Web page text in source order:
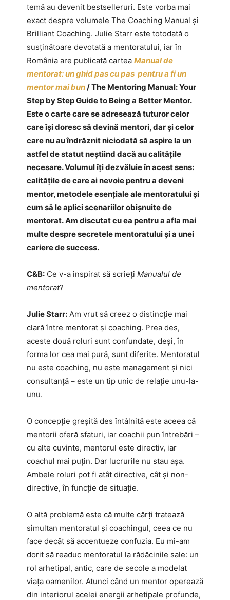
temă au devenit bestselleruri. Este vorba mai
exact despre volumele The Coaching Manual și
Brilliant Coaching. Julie Starr este totodată o
susținătoare devotată a mentoratului, iar în
România are publicată cartea Manual de
mentorat: un ghid pas cu pas pentru a fi un
mentor mai bun / The Mentoring Manual: Your
Step by Step Guide to Being a Better Mentor.
Este o carte care se adresează tuturor celor
care își doresc să devină mentori, dar și celor
care nu au îndrăznit niciodată să aspire la un
astfel de statut neștiind dacă au calitățile
necesare. Volumul îți dezvăluie în acest sens:
calitățile de care ai nevoie pentru a deveni
mentor, metodele esențiale ale mentoratului și
cum să le aplici scenariilor obișnuite de
mentorat. Am discutat cu ea pentru a afla mai
multe despre secretele mentoratului și a unei
cariere de success.
C&B: Ce v-a inspirat să scrieți Manualul de
mentorat?
Julie Starr: Am vrut să creez o distincție mai
clară între mentorat și coaching. Prea des,
aceste două roluri sunt confundate, deși, în
forma lor cea mai pură, sunt diferite. Mentoratul
nu este coaching, nu este management și nici
consultanță – este un tip unic de relație unu-la-
unu.
O concepție greșită des întâlnită este aceea că
mentorii oferă sfaturi, iar coachii pun întrebări –
cu alte cuvinte, mentorul este directiv, iar
coachul mai puțin. Dar lucrurile nu stau așa.
Ambele roluri pot fi atât directive, cât și non-
directive, în funcție de situație.
O altă problemă este că multe cărți tratează
simultan mentoratul și coachingul, ceea ce nu
face decât să accentueze confuzia. Eu mi-am
dorit să readuc mentoratul la rădăcinile sale: un
rol arhetipal, antic, care de secole a modelat
viața oamenilor. Atunci când un mentor operează
din interiorul acelei energii arhetipale profunde,